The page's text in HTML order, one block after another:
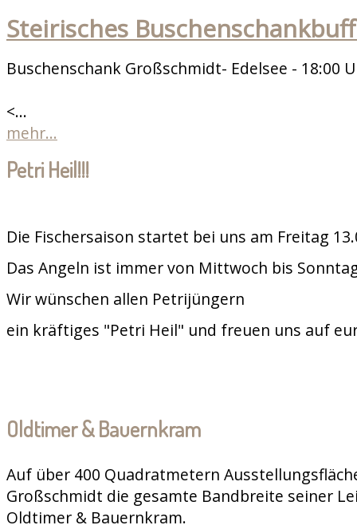
Steirisches
Buschenschank Großschmidt- Edelsee - 18:00
<...
mehr...
Petri Heil!!!
Die Fischersaison startet bei uns am Freitag
Das Angeln ist immer von Mittwoch bis
Wir wünschen allen Petrijüngern
ein kräftiges "Petri Heil" und freuen uns auf
Oldtimer & Bauernkram
Auf über 400 Quadratmetern
Großschmidt die gesamte Bandbreite seiner
Oldtimer & Bauernkram.